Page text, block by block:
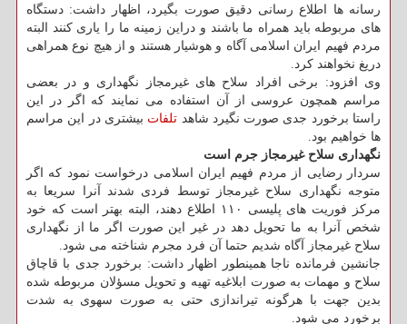
رسانه ها اطلاع رسانی دقیق صورت بگیرد، اظهار داشت: دستگاه
های مربوطه باید همراه ما باشند و دراین زمینه ما را یاری کنند البته
مردم فهیم ایران اسلامی آگاه و هوشیار هستند و از هیچ نوع همراهی
دریغ نخواهند کرد.
وی افزود: برخی افراد سلاح های غیرمجاز نگهداری و در بعضی
مراسم همچون عروسی از آن استفاده می نمایند که اگر در این
راستا برخورد جدی صورت نگیرد شاهد تلفات بیشتری در این مراسم
ها خواهیم بود.
نگهداری سلاح غیرمجاز جرم است
سردار رضایی از مردم فهیم ایران اسلامی درخواست نمود که اگر
متوجه نگهداری سلاح غیرمجاز توسط فردی شدند آنرا سریعا به
مرکز فوریت های پلیسی ۱۱۰ اطلاع دهند، البته بهتر است که خود
شخص آنرا به ما تحویل دهد در غیر این صورت اگر ما از نگهداری
سلاح غیرمجاز آگاه شدیم حتما آن فرد مجرم شناخته می شود.
جانشین فرمانده ناجا همینطور اظهار داشت: برخورد جدی با قاچاق
سلاح و مهمات به صورت ابلاغیه تهیه و تحویل مسؤلان مربوطه شده
بدین جهت با هرگونه تیراندازی حتی به صورت سهوی به شدت
برخورد می شود.